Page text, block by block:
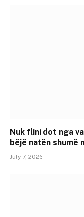
Nuk flini dot nga
bëjë natën shumë
July 7, 2026